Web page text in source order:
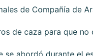
de Compañía de
de caza para que no
se abordó durante el